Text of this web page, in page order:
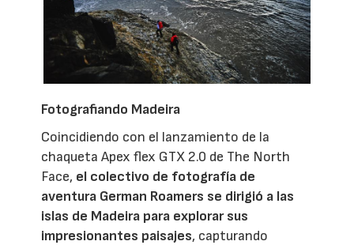
Fotografiando Madeira
Coincidiendo con el lanzamiento de la
chaqueta Apex flex GTX 2.0 de The North
Face, el colectivo de fotografía de
aventura German Roamers se dirigió a las
islas de Madeira para explorar sus
impresionantes paisajes, capturando